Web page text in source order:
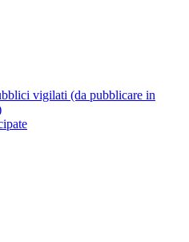
vigilati (da pubblicare in